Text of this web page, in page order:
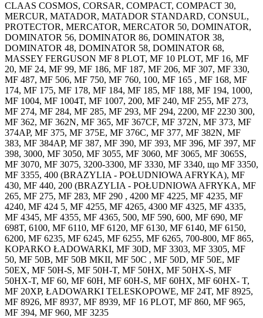
CLAAS COSMOS, CORSAR, COMPACT, COMPACT 30,
MERCUR, MATADOR, MATADOR STANDARD, CONSUL,
PROTECTOR, MERCATOR, MERCATOR 50, DOMINATOR,
DOMINATOR 56, DOMINATOR 86, DOMINATOR 38,
DOMINATOR 48, DOMINATOR 58, DOMINATOR 68,
MASSEY FERGUSON MF 8 PLOT, MF 10 PLOT, MF 16, MF
20, MF 24, MF 99, MF 186, MF 187, MF 206, MF 307, MF 330,
MF 487, MF 506, MF 750, MF 760, 100, MF 165 , MF 168, MF
174, MF 175, MF 178, MF 184, MF 185, MF 188, MF 194, 1000,
MF 1004, MF 1004T, MF 1007, 200, MF 240, MF 255, MF 273,
MF 274, MF 284, MF 285, MF 293, MF 294, 2200, MF 2230 300,
MF 362, MF 362N, MF 365, MF 367CF, MF 372N, MF 373, MF
374AP, MF 375, MF 375E, MF 376C, MF 377, MF 382N, MF
383, MF 384AP, MF 387, MF 390, MF 393, MF 396, MF 397, MF
398, 3000, MF 3050, MF 3055, MF 3060, MF 3065, MF 3065S,
MF 3070, MF 3075, 3200-3300, MF 3330, MF 3340, що MF 3350,
MF 3355, 400 (BRAZYLIA - POŁUDNIOWA AFRYKA), MF
430, MF 440, 200 (BRAZYLIA - POŁUDNIOWA AFRYKA, MF
265, MF 275, MF 283, MF 290 , 4200 MF 4225, MF 4235, MF
4240, MF 424 5, MF 4255, MF 4265, 4300 MF 4325, MF 4335,
MF 4345, MF 4355, MF 4365, 500, MF 590, 600, MF 690, MF
698T, 6100, MF 6110, MF 6120, MF 6130, MF 6140, MF 6150,
6200, MF 6235, MF 6245, MF 6255, MF 6265, 700-800, MF 865,
KOPARKO ŁADOWARKI, MF 30D, MF 3303, MF 3305, MF
50, MF 50B, MF 50B MKII, MF 50C , MF 50D, MF 50E, MF
50EX, MF 50H-S, MF 50H-T, MF 50HX, MF 50HX-S, MF
50HX-T, MF 60, MF 60H, MF 60H-S, MF 60HX, MF 60HX- T,
MF 20XP, ŁADOWARKI TELESKOPOWE, MF 24T, MF 8925,
MF 8926, MF 8937, MF 8939, MF 16 PLOT, MF 860, MF 965,
MF 394, MF 960, MF 3235